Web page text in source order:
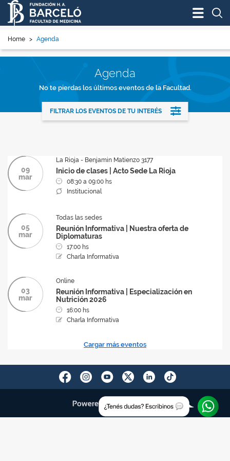
Home > Agenda
Agenda
No te pierdas los últimos eventos de la Facultad.
FILTRAR LOS EVENTOS DE TU INTERÉS
09
mar
La Rioja - Benjamin Matienzo 3177
Inicio de clases | Acto Sede La Rioja
08:30 a 09:00 hs
Institucional
05
mar
Todas las sedes
Reunión Informativa | Nuestra oferta de
Diplomaturas
17:00 hs
Charla Informativa
03
mar
Online
Reunión Informativa | Especialización en
Nutrición 2026
16:00 hs
Charla Informativa
Cargar más eventos